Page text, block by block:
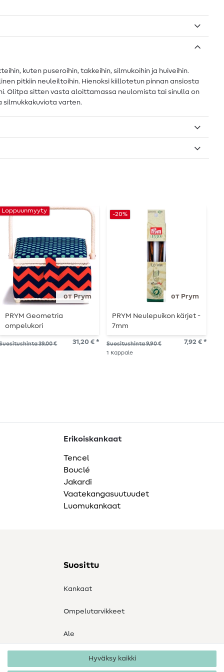
kuten puseroihin, takkeihin, silmukoihin ja huiveihin.
pitkiin neuleiltoihin. Hienoksi kiillotetun pinnan ansiosta
Olitpa sitten vasta aloittamassa neulomista tai sinulla on
varten.
от Prym
Loppuunmyyty
PRYM Geometria
ompelukori
39,00 € 31,20 € *
от Prym
-20%
PRYM Neulepuikon kärjet -
7mm
Suositushinta 9,90 € 7,92 € *
1 Kappale
Erikoiskankaat
Tencel
Bouclé
Jakardi
Vaatekangasuutuudet
Luomukankaat
Suosittu
Kankaat
Ompelutarvikkeet
Ale
Hyväksy kaikki